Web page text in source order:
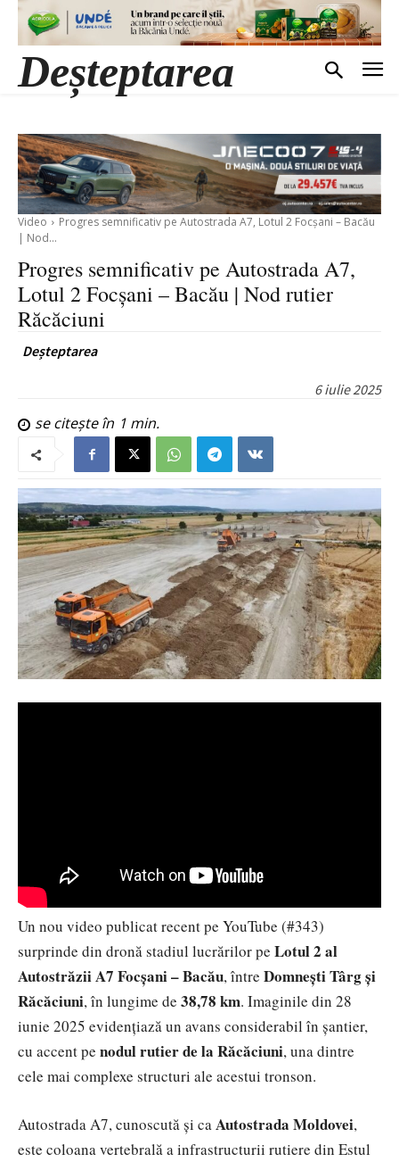
Deșteptarea
Video
Progres semnificativ pe Autostrada A7, Lotul 2 Focșani – Bacău
| Nod...
Progres semnificativ pe Autostrada A7,
Lotul 2 Focșani – Bacău | Nod rutier
Răcăciuni
Deșteptarea
6 iulie 2025
se citește în 1 min.
Un nou video publicat recent pe YouTube (#343)
surprinde din dronă stadiul lucrărilor pe Lotul 2 al
Autostrăzii A7 Focșani – Bacău, între Domnești Târg și
Răcăciuni, în lungime de 38,78 km. Imaginile din 28
iunie 2025 evidențiază un avans considerabil în șantier,
cu accent pe nodul rutier de la Răcăciuni, una dintre
cele mai complexe structuri ale acestui tronson.
Autostrada A7, cunoscută și caAutostrada Moldovei,
este coloana vertebrală a infrastructurii rutiere din Estul